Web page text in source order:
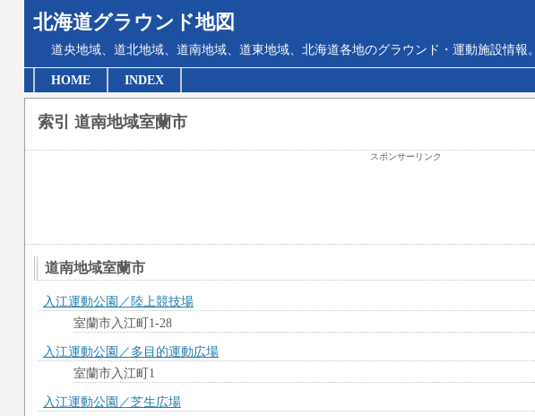
北海道グラウンド地図
道央地域、道北地域、道南地域、道東地域、北海道各地のグラウンド・運動施設情報。
HOME INDEX
索引 道南地域室蘭市
スポンサーリンク
道南地域室蘭市
入江運動公園／陸上競技場
室蘭市入江町1-28
入江運動公園／多目的運動広場
室蘭市入江町1
入江運動公園／芝生広場